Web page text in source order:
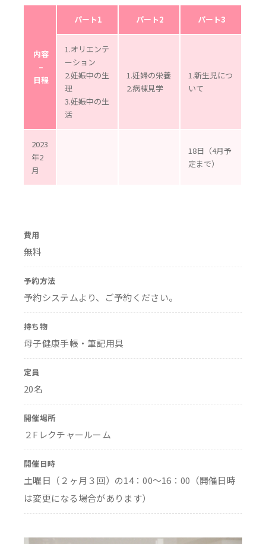
内容
–
日程
パート1 パート2 パート3
1.オリエンテ
ーション
2.妊娠中の生
理
3.妊娠中の生
活
1.妊婦の栄養
2.病棟見学
1.新生児につ
いて
2023
年2
月
18日（4月予
定まで）
費用
無料
予約方法
予約システムより、ご予約ください。
持ち物
母子健康手帳・筆記用具
定員
20名
開催場所
２Fレクチャールーム
開催日時
土曜日（２ヶ月３回）の14：00～16：00（開催日時
は変更になる場合があります）